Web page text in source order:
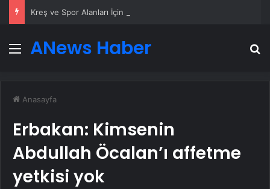
Kreş ve Spor Alanları İçin Profesyonel Zemin Çözümleri
MenüANews Haber
Anasayfa
Erbakan: Kimsenin
Abdullah Öcalan’ı affetme
yetkisi yok